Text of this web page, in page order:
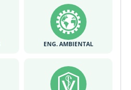
ENG. AMBIENTAL